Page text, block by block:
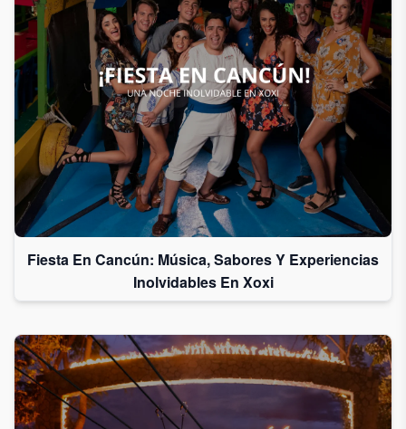
Fiesta En Cancún: Música, Sabores Y Experiencias
Inolvidables En Xoxi